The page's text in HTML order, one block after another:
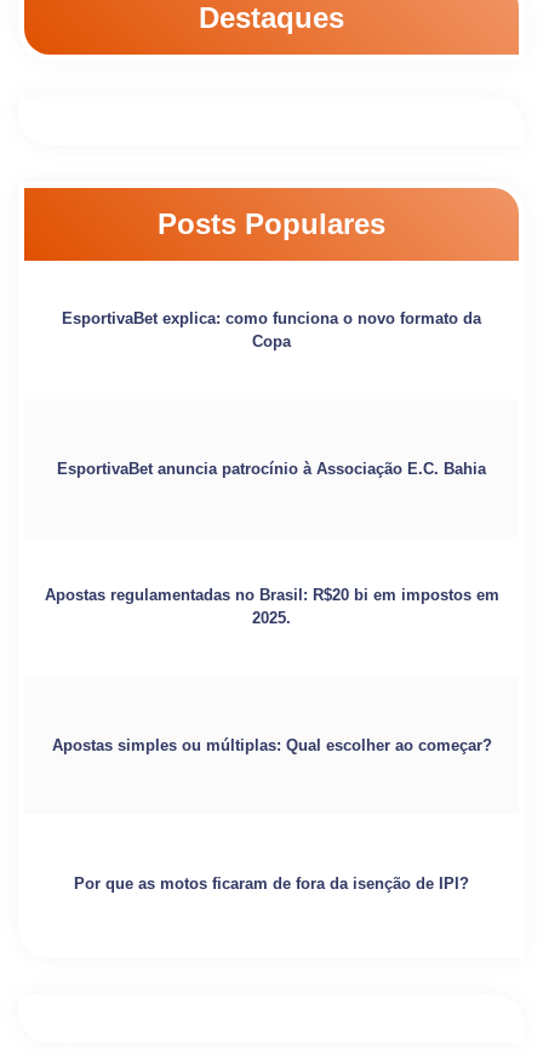
Destaques
Posts Populares
EsportivaBet explica: como funciona o novo formato da
Copa
EsportivaBet anuncia patrocínio à Associação E.C. Bahia
Apostas regulamentadas no Brasil: R$20 bi em impostos em
2025.
Apostas simples ou múltiplas: Qual escolher ao começar?
Por que as motos ficaram de fora da isenção de IPI?